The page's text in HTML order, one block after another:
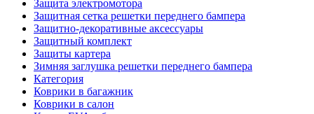
Защита электромотора
Защитная сетка решетки переднего бампера
Защитно-декоративные аксессуары
Защитный комплект
Защиты картера
Зимняя заглушка решетки переднего бампера
Категория
Коврики в багажник
Коврики в салон